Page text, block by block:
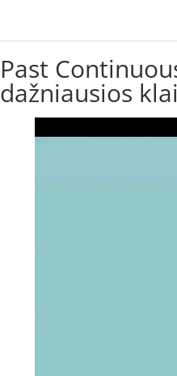
Past
dažniausios